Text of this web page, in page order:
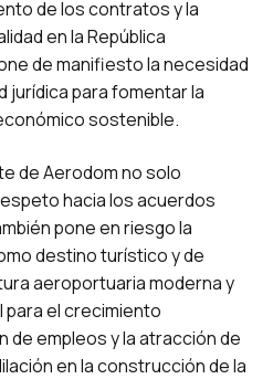
de los contratos y la
en la República
de manifiesto la necesidad
jurídica para fomentar la
sostenible.
de Aerodom no solo
hacia los acuerdos
pone en riesgo la
destino turístico y de
aeroportuaria moderna y
el crecimiento
de empleos y la atracción de
en la construcción de la